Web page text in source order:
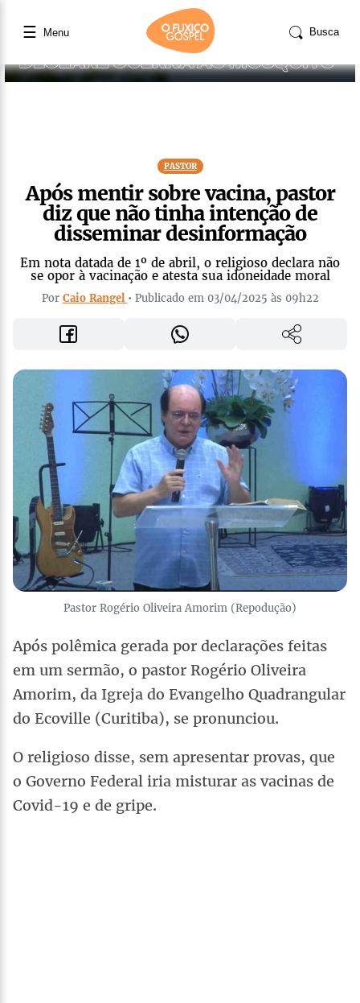
☰ Menu Busca
PASTOR
Após mentir sobre vacina, pastor
diz que não tinha intenção de
disseminar desinformação
Em nota datada de 1º de abril, o religioso declara não
se opor à vacinação e atesta sua idoneidade moral
Por Caio Rangel • Publicado em 03/04/2025 às 09h22
Pastor Rogério Oliveira Amorim (Repodução)
Após polêmica gerada por declarações feitas
em um sermão, o pastor Rogério Oliveira
Amorim, da Igreja do Evangelho Quadrangular
do Ecoville (Curitiba), se pronunciou.
O religioso disse, sem apresentar provas, que
o Governo Federal iria misturar as vacinas de
Covid-19 e de gripe.